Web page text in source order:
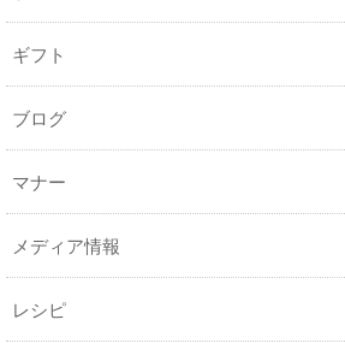
ギフト
ブログ
マナー
メディア情報
レシピ